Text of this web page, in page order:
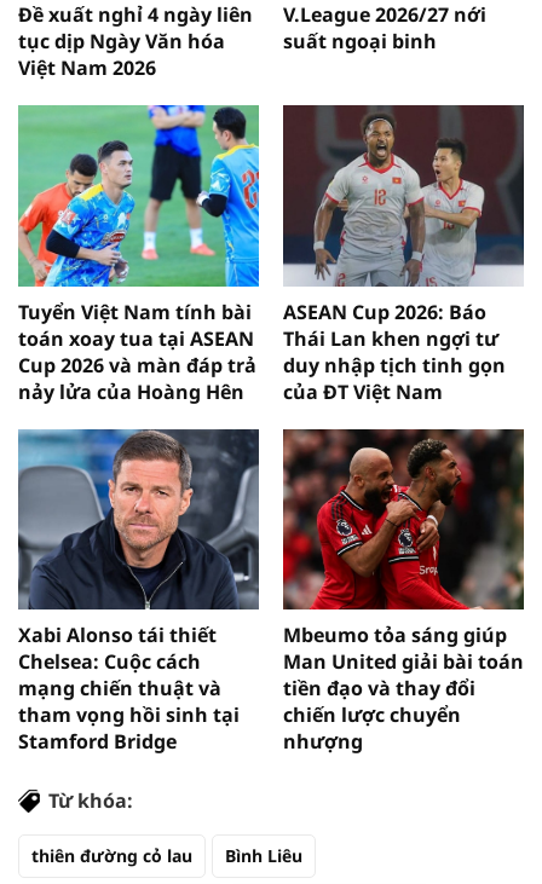
Đề xuất nghỉ 4 ngày liên
tục dịp Ngày Văn hóa
Việt Nam 2026
V.League 2026/27 nới
suất ngoại binh
Tuyển Việt Nam tính bài
toán xoay tua tại ASEAN
Cup 2026 và màn đáp trả
nảy lửa của Hoàng Hên
ASEAN Cup 2026: Báo
Thái Lan khen ngợi tư
duy nhập tịch tinh gọn
của ĐT Việt Nam
Xabi Alonso tái thiết
Chelsea: Cuộc cách
mạng chiến thuật và
tham vọng hồi sinh tại
Stamford Bridge
Mbeumo tỏa sáng giúp
Man United giải bài toán
tiền đạo và thay đổi
chiến lược chuyển
nhượng
Từ khóa:
thiên đường cỏ lau Bình Liêu